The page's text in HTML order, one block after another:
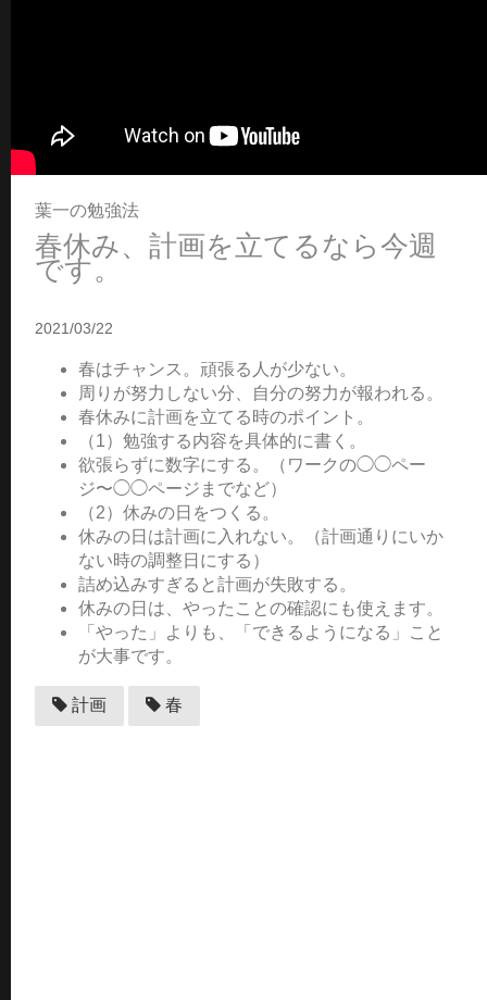
葉一の勉強法
春休み、計画を立てるなら今週
です。
2021/03/22
春はチャンス。頑張る人が少ない。
周りが努力しない分、自分の努力が報われる。
春休みに計画を立てる時のポイント。
（1）勉強する内容を具体的に書く。
欲張らずに数字にする。（ワークの◯◯ペー
ジ〜◯◯ページまでなど）
（2）休みの日をつくる。
休みの日は計画に入れない。（計画通りにいか
ない時の調整日にする）
詰め込みすぎると計画が失敗する。
休みの日は、やったことの確認にも使えます。
「やった」よりも、「できるようになる」こと
が大事です。
計画 春